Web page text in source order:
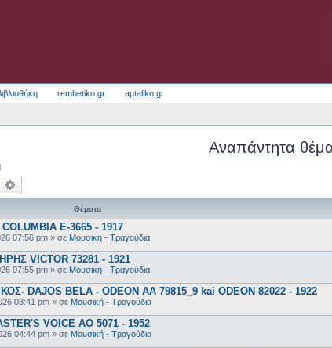
rembetiko.gr aptaliko.gr
Αναπάντητα
Αναζήτηση
Θέματα
E-3665 - 1917
07:56 pm » σε Μουσική - Τραγούδια
VICTOR 73281 - 1921
07:55 pm » σε Μουσική - Τραγούδια
DAJOS BELA - ODEON AA 79815_9 kai ODEON 82022 - 1922
03:41 pm » σε Μουσική - Τραγούδια
VOICE AO 5071 - 1952
04:44 pm » σε Μουσική - Τραγούδια